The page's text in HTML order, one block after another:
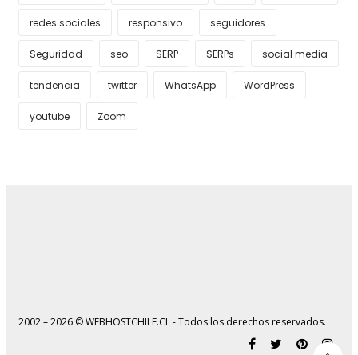
redes sociales responsivo seguidores
Seguridad seo SERP SERPs social media
tendencia twitter WhatsApp WordPress
youtube Zoom
2002 – 2026 © WEBHOSTCHILE.CL - Todos los derechos reservados.